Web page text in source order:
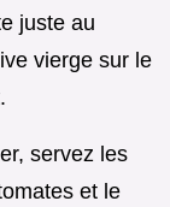
juste au
vierge sur le
servez les
et le